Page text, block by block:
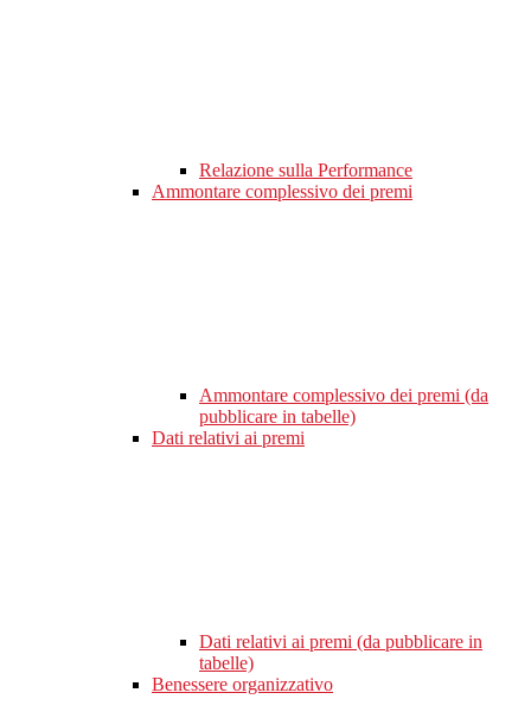
Relazione sulla Performance
Ammontare complessivo dei premi
Ammontare complessivo dei premi (da
pubblicare in tabelle)
Dati relativi ai premi
Dati relativi ai premi (da pubblicare in
tabelle)
Benessere organizzativo